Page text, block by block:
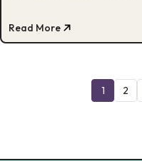
tahukah kamu kapan sebaiknya
Channel vs DM Instagram?
ternyata bisa juga saling
menggunakannya dengan tepat!
Read More
1 2